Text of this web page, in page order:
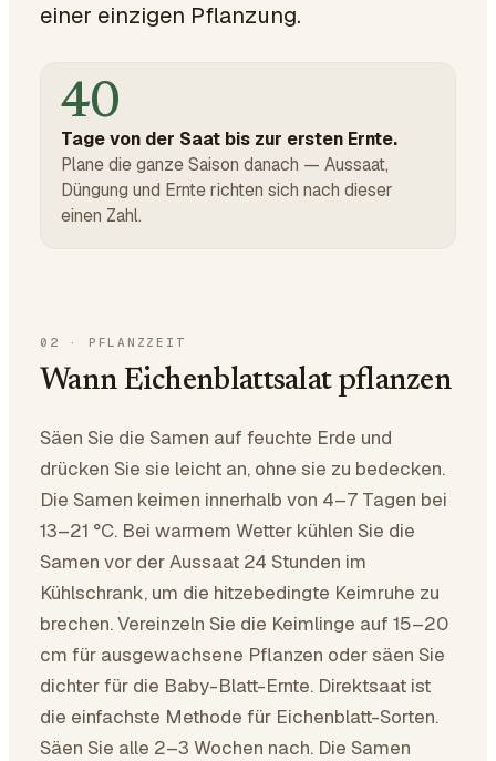
einer einzigen Pflanzung.
40
Tage von der Saat bis zur ersten Ernte.
Plane die ganze Saison danach — Aussaat,
Düngung und Ernte richten sich nach dieser
einen Zahl.
02 · PFLANZZEIT
Wann Eichenblattsalat pflanzen
Säen Sie die Samen auf feuchte Erde und
drücken Sie sie leicht an, ohne sie zu bedecken.
Die Samen keimen innerhalb von 4–7 Tagen bei
13–21 °C. Bei warmem Wetter kühlen Sie die
Samen vor der Aussaat 24 Stunden im
Kühlschrank, um die hitzebedingte Keimruhe zu
brechen. Vereinzeln Sie die Keimlinge auf 15–20
cm für ausgewachsene Pflanzen oder säen Sie
dichter für die Baby-Blatt-Ernte. Direktsaat ist
die einfachste Methode für Eichenblatt-Sorten.
Säen Sie alle 2–3 Wochen nach. Die Samen